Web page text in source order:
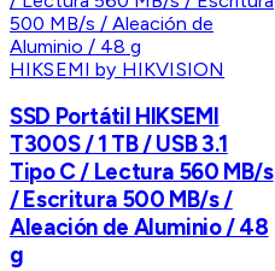
HIKSEMI by HIKVISION
SSD Portátil HIKSEMI
T300S / 1 TB / USB 3.1
Tipo C / Lectura 560 MB/s
/ Escritura 500 MB/s /
Aleación de Aluminio / 48
g